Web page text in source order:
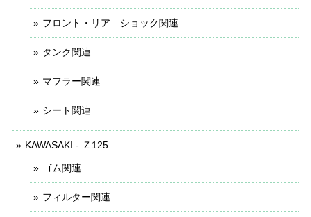
フロント・リア ショック関連
タンク関連
マフラー関連
シート関連
KAWASAKI - Ｚ125
ゴム関連
フィルター関連